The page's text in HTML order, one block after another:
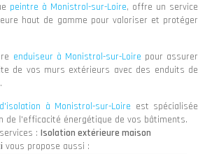
peintre à Monistrol-sur-Loire, offre un service
haut de gamme pour valoriser et protéger
enduiseur à Monistrol-sur-Loirepour assurer
de vos murs extérieurs avec des enduits de
à Monistrol-sur-Loire est spécialisée
de l'efficacité énergétique de vos bâtiments.
: Isolation extérieure maison
vous propose aussi :